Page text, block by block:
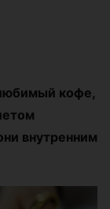
кофе,
внутренним